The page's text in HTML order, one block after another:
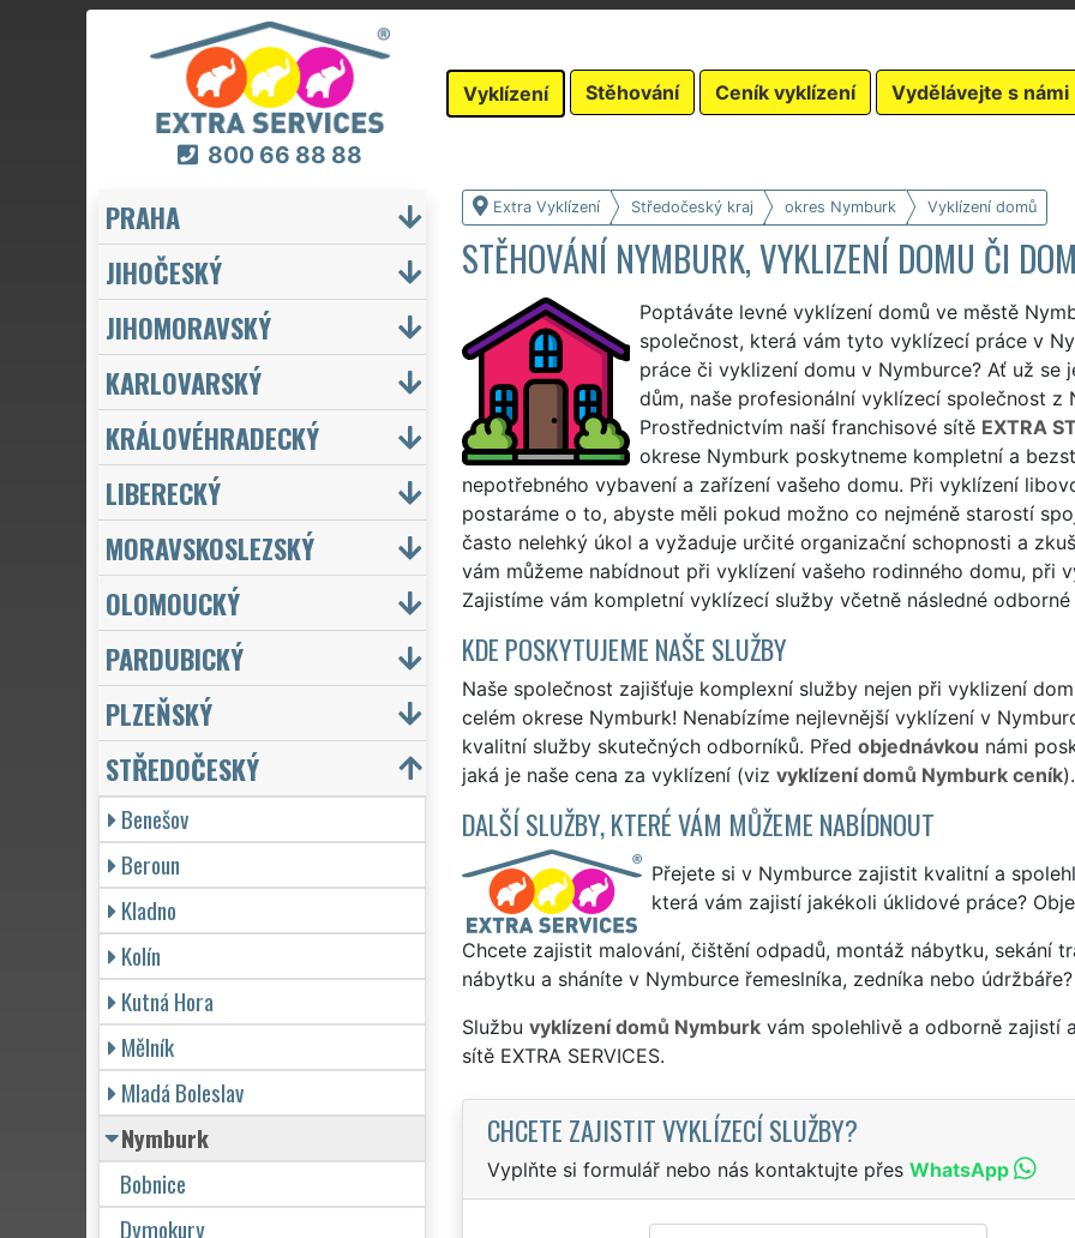
800 66 88 88
Vyklízení Stěhování Ceník vyklízení Vydělávejte s námi
Extra Vyklízení Středočeský kraj okres Nymburk Vyklízení domů
STĚHOVÁNÍ NYMBURK, VYKLIZENÍ DOMU ČI
Poptáváte levné vyklízení domů ve městě
společnost, která vám tyto vyklízecí práce v
práce či vyklizení domu v Nymburce? Ať už
dům, naše profesionální vyklízecí společnost
Prostřednictvím naší franchisové sítě EXTRA
okrese Nymburk poskytneme kompletní a
nepotřebného vybavení a zařízení vašeho domu. Při vyklízení
postaráme o to, abyste měli pokud možno co nejméně starostí
často nelehký úkol a vyžaduje určité organizační schopnosti a
vám můžeme nabídnout při vyklízení vašeho rodinného domu, při
Zajistíme vám kompletní vyklízecí služby včetně následné
KDE POSKYTUJEME NAŠE SLUŽBY
Naše společnost zajišťuje komplexní služby nejen při vyklizení
celém okrese Nymburk! Nenabízíme nejlevnější vyklízení v
kvalitní služby skutečných odborníků. Před objednávkou námi
jaká je naše cena za vyklízení (viz vyklízení domů Nymburk ceník).
DALŠÍ SLUŽBY, KTERÉ VÁM MŮŽEME NABÍDNOUT
Přejete si v Nymburce zajistit kvalitní a
která vám zajistí jakékoli úklidové práce?
Chcete zajistit malování, čištění odpadů, montáž nábytku, sekání
nábytku a sháníte v Nymburce řemeslníka, zedníka nebo
Službu vyklízení domů Nymburkvám spolehlivě a odborně zajistí
sítě EXTRA SERVICES.
CHCETE ZAJISTIT VYKLÍZECÍ SLUŽBY?
Vyplňte si formulář nebo nás kontaktujte přes WhatsApp
PRAHA
JIHOČESKÝ
JIHOMORAVSKÝ
KARLOVARSKÝ
KRÁLOVÉHRADECKÝ
LIBERECKÝ
MORAVSKOSLEZSKÝ
OLOMOUCKÝ
PARDUBICKÝ
PLZEŇSKÝ
STŘEDOČESKÝ
Benešov
Beroun
Kladno
Kolín
Kutná Hora
Mělník
Mladá Boleslav
Nymburk
Bobnice
Dymokury